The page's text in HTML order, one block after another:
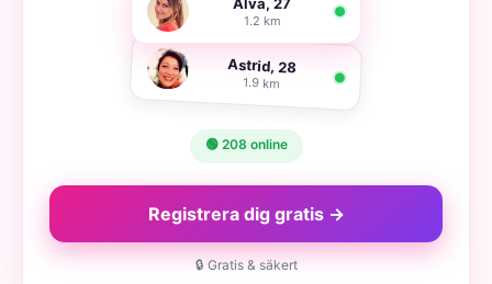
1.2 km
Astrid, 28
1.9 km
🟢 208 online
Registrera dig gratis →
🔒 Gratis & säkert